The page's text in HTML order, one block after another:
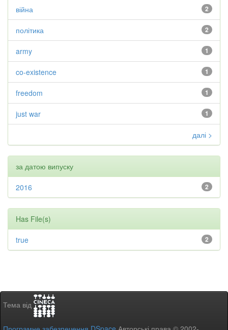
2
війна
2
політика
1
army
1
co-existence
1
freedom
1
just war
далі >
за датою випуску
2
2016
Has File(s)
2
true
Тема від